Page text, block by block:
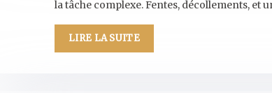
la tâche complexe. Fentes, décollements, et
LIRE LA SUITE